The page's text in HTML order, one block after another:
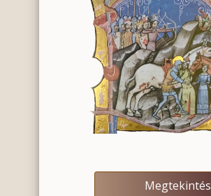
Megtekintés